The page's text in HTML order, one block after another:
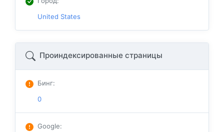
United States
Проиндексированные страницы
Бинг:
0
Google: